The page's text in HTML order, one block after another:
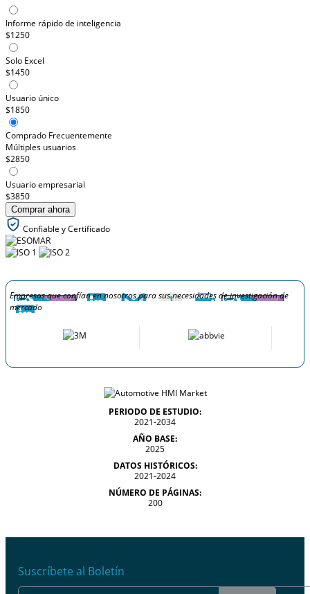
Informe rápido de inteligencia
$1250
Solo Excel
$1450
Usuario único
$1850
Comprado Frecuentemente
Múltiples usuarios
$2850
Usuario empresarial
$3850
Comprar ahora
Confiable y Certificado
Empresas que confían en nosotros para sus necesidades de investigación de
mercado
PERIODO DE ESTUDIO:
2021-2034
AÑO BASE:
2025
DATOS HISTÓRICOS:
2021-2024
NÚMERO DE PÁGINAS:
200
Suscríbete al Boletín